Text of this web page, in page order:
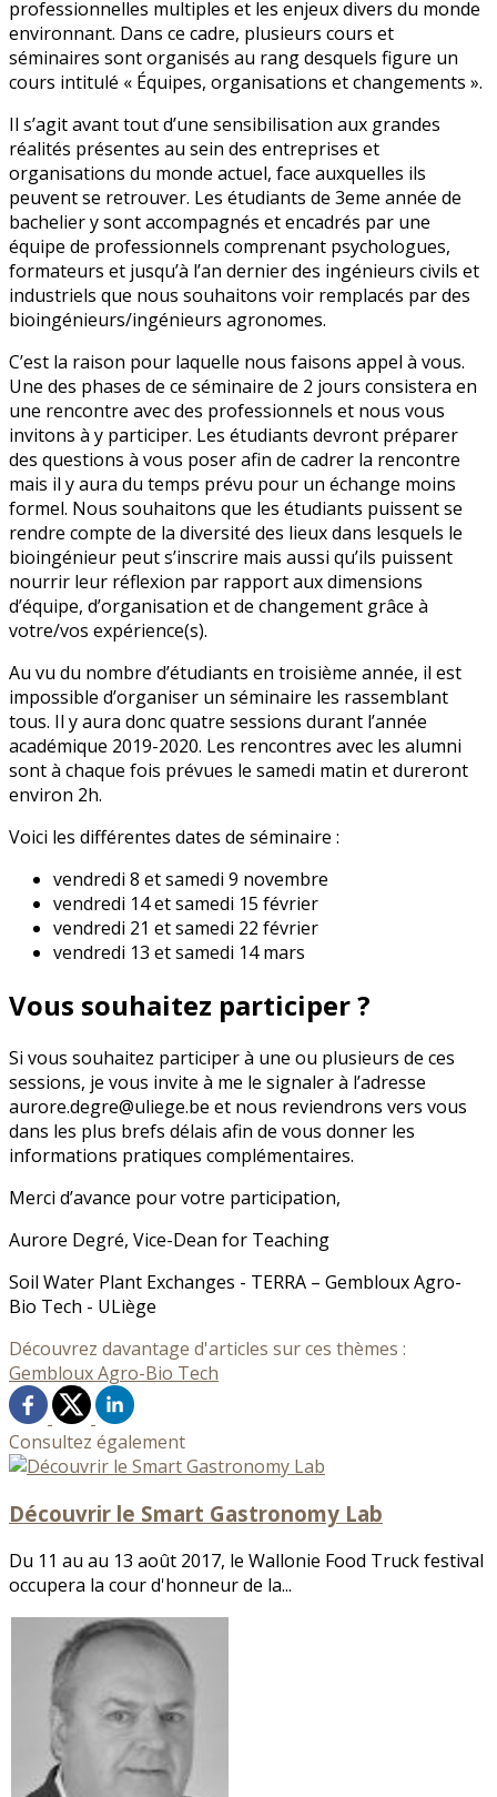
professionnelles multiples et les enjeux divers du monde
environnant. Dans ce cadre, plusieurs cours et
séminaires sont organisés au rang desquels figure un
cours intitulé « Équipes, organisations et changements ».
Il s’agit avant tout d’une sensibilisation aux grandes
réalités présentes au sein des entreprises et
organisations du monde actuel, face auxquelles ils
peuvent se retrouver. Les étudiants de 3eme année de
bachelier y sont accompagnés et encadrés par une
équipe de professionnels comprenant psychologues,
formateurs et jusqu’à l’an dernier des ingénieurs civils et
industriels que nous souhaitons voir remplacés par des
bioingénieurs/ingénieurs agronomes.
C’est la raison pour laquelle nous faisons appel à vous.
Une des phases de ce séminaire de 2 jours consistera en
une rencontre avec des professionnels et nous vous
invitons à y participer. Les étudiants devront préparer
des questions à vous poser afin de cadrer la rencontre
mais il y aura du temps prévu pour un échange moins
formel. Nous souhaitons que les étudiants puissent se
rendre compte de la diversité des lieux dans lesquels le
bioingénieur peut s’inscrire mais aussi qu’ils puissent
nourrir leur réflexion par rapport aux dimensions
d’équipe, d’organisation et de changement grâce à
votre/vos expérience(s).
Au vu du nombre d’étudiants en troisième année, il est
impossible d’organiser un séminaire les rassemblant
tous. Il y aura donc quatre sessions durant l’année
académique 2019-2020. Les rencontres avec les alumni
sont à chaque fois prévues le samedi matin et dureront
environ 2h.
Voici les différentes dates de séminaire :
vendredi 8 et samedi 9 novembre
vendredi 14 et samedi 15 février
vendredi 21 et samedi 22 février
vendredi 13 et samedi 14 mars
Vous souhaitez participer ?
Si vous souhaitez participer à une ou plusieurs de ces
sessions, je vous invite à me le signaler à l’adresse
aurore.degre@uliege.be et nous reviendrons vers vous
dans les plus brefs délais afin de vous donner les
informations pratiques complémentaires.
Merci d’avance pour votre participation,
Aurore Degré, Vice-Dean for Teaching
Soil Water Plant Exchanges - TERRA – Gembloux Agro-
Bio Tech - ULiège
Découvrez davantage d'articles sur ces thèmes :
Gembloux Agro-Bio Tech
Consultez également
Découvrir le Smart Gastronomy Lab
Du 11 au au 13 août 2017, le Wallonie Food Truck festival
occupera la cour d'honneur de la...